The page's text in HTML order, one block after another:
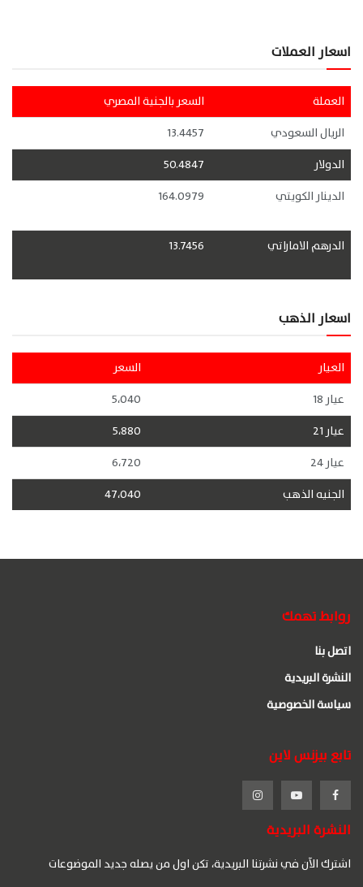
اسعار العملات
العملة
السعر بالجنية المصري
الريال السعودي
13.4457
الدولار
50.4847
الدينار الكويتي
164.0979
الدرهم الاماراتي 13.7456
اسعار الذهب
العيار
السعر
عيار 18
5،040
عيار 21
5،880
عيار 24
6،720
الجنيه الذهب
47،040
روابط تهمك
اتصل بنا
النشرة البريدية
سياسة الخصوصية
تابع بيزنس لاين
النشرة البريدية
اشترك الآن في نشرتنا البريدية، تكن اول من يصله جديد الموضوعات